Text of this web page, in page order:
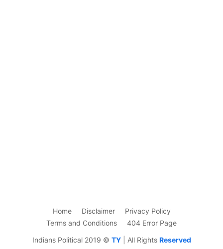
Indians Political 2019 © TY| All Rights Reserved
Home Disclaimer
Privacy Policy
Terms and Conditions
404 Error Page